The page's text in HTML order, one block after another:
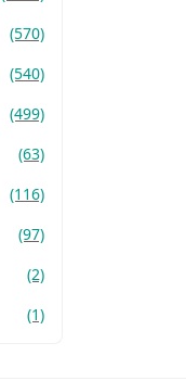
(570)
(540)
(499)
(63)
(116)
(97)
(2)
(1)